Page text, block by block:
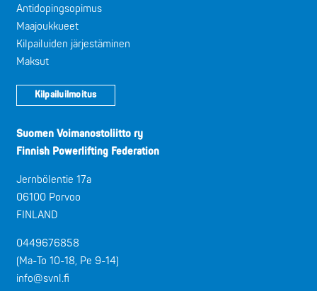
Antidopingsopimus
Maajoukkueet
Kilpailuiden järjestäminen
Maksut
Kilpailuilmoitus
Suomen Voimanostoliitto ry
Finnish Powerlifting Federation
Jernbölentie 17a
06100 Porvoo
FINLAND
0449676858
(Ma-To 10-18, Pe 9-14)
info@svnl.fi